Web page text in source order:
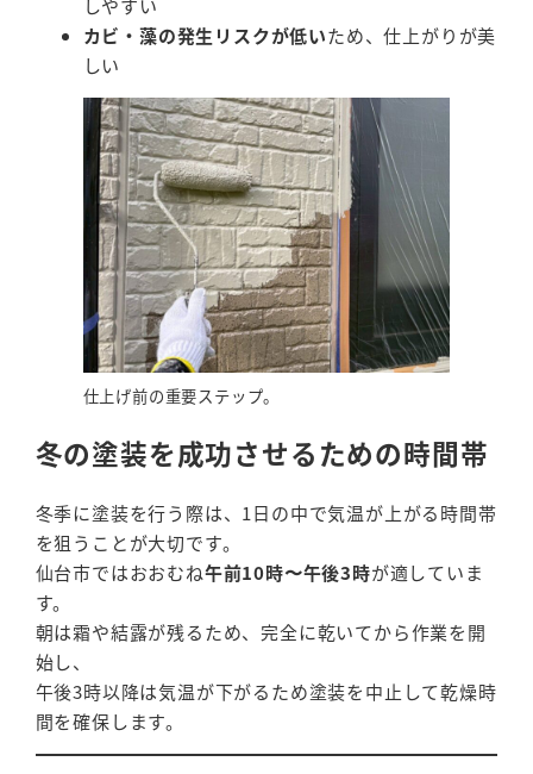
カビ・藻の発生リスクが低いため、仕上がりが美
しい
仕上げ前の重要ステップ。
冬の塗装を成功させるための時間帯
冬季に塗装を行う際は、1日の中で気温が上がる時間帯
を狙うことが大切です。
仙台市ではおおむね午前10時〜午後3時が適していま
す。
朝は霜や結露が残るため、完全に乾いてから作業を開
始し、
午後3時以降は気温が下がるため塗装を中止して乾燥時
間を確保します。